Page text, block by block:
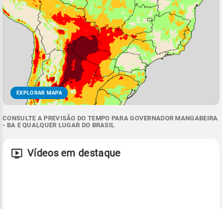
EXPLORAR MAPA
CONSULTE A PREVISÃO DO TEMPO PARA GOVERNADOR MANGABEIRA
- BA E QUALQUER LUGAR DO BRASIL
Vídeos em destaque